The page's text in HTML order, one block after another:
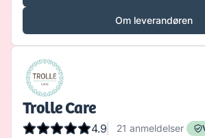
Om leverandøren
Trolle Care
4.9 21 anmeldelser